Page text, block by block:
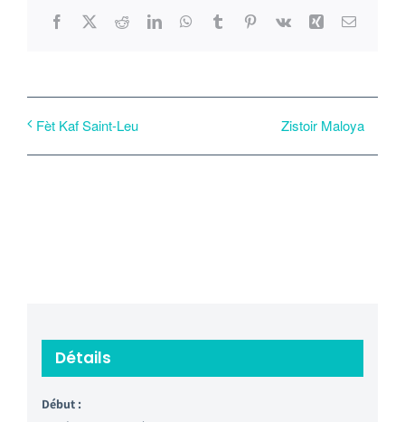
Facebook
X RedditLinkedInWhatsApp
TumblrPinterest
Vk Xing Email
Fèt Kaf Saint-Leu Zistoir Maloya
Détails
Début :